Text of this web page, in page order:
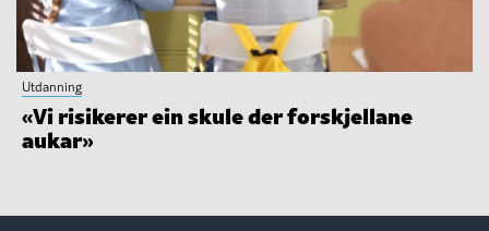
Utdanning
«Vi risikerer ein skule der forskjellane
aukar»